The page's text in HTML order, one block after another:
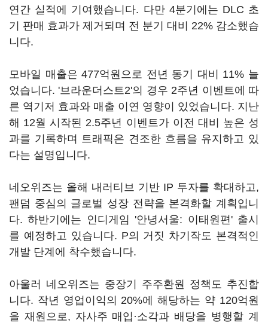
연간 실적에 기여했습니다. 다만 4분기에는 DLC 초
기 판매 효과가 제거되며 전 분기 대비 22% 감소했습
니다.
모바일 매출은 477억원으로 전년 동기 대비 11% 늘
었습니다. '브라운더스트2'의 경우 2주년 이벤트에 따
른 역기저 효과와 매출 이연 영향이 있었습니다. 지난
해 12월 시작된 2.5주년 이벤트가 이전 대비 높은 성
과를 기록하며 트래픽은 견조한 흐름을 유지하고 있
다는 설명입니다.
네오위즈는 올해 내러티브 기반 IP 투자를 확대하고,
팬덤 중심의 글로벌 성장 전략을 본격화할 계획입니
다. 하반기에는 인디게임 '안녕서울: 이태원편' 출시
를 예정하고 있습니다. P의 거짓 차기작도 본격적인
개발 단계에 착수했습니다.
아울러 네오위즈는 중장기 주주환원 정책도 추진합
니다. 작년 영업이익의 20%에 해당하는 약 120억원
을 재원으로, 자사주 매입·소각과 배당을 병행할 계